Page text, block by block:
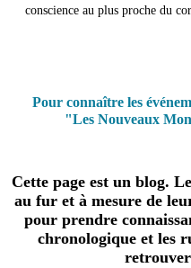
conscience au plus proche du
Pour connaître les
"Les Nouveaux
Cette page est un blog.
au fur et à mesure de
pour prendre
chronologique et les